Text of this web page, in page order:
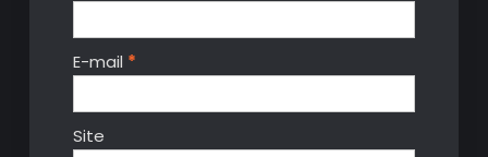
E-mail *
Site